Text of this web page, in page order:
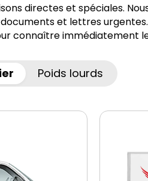
directes et spéciales.
et lettres
connaître immédiatement
Poids lourds